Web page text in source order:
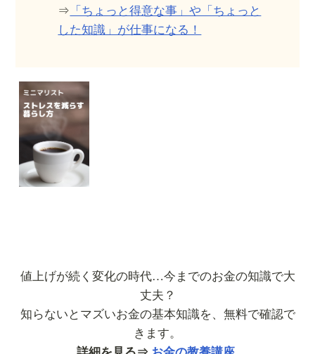
⇒ 「ちょっと得意な事」や「ちょっと
した知識」が仕事になる！
値上げが続く変化の時代…今までのお金の知識で大
丈夫？
知らないとマズいお金の基本知識を、無料で確認で
きます。